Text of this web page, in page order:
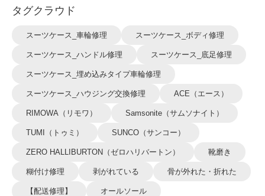
タグクラウド
スーツケース_車輪修理 スーツケース_ボディ修理
スーツケース_ハンドル修理 スーツケース_底足修理
スーツケース_埋め込みタイプ車輪修理
スーツケース_ハウジング交換修理 ACE（エース）
RIMOWA（リモワ） Samsonite（サムソナイト）
TUMI（トゥミ） SUNCO（サンコー）
ZERO HALLIBURTON（ゼロハリバートン） 靴磨き
糊付け修理 剥がれている 骨が外れた・折れた
【配送修理】 オールソール